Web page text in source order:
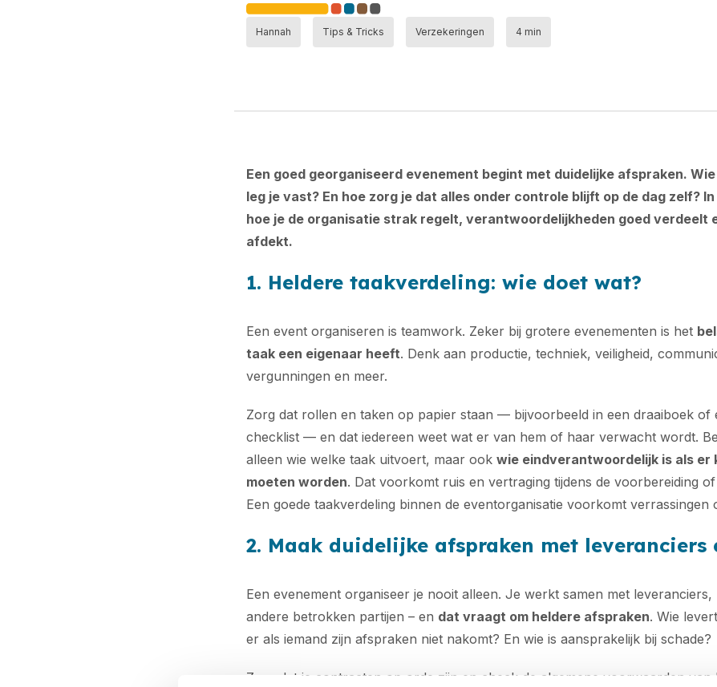
Hannah Tips & Tricks Verzekeringen 4 min
Een goed georganiseerd evenement begint met duidelijke afspraken.
leg je vast? En hoe zorg je dat alles onder controle blijft op de dag zelf?
hoe je de organisatie strak regelt, verantwoordelijkheden goed verdeelt
afdekt.
1. Heldere taakverdeling: wie doet wat?
Een event organiseren is teamwork. Zeker bij grotere evenementen is het
taak een eigenaar heeft. Denk aan productie, techniek, veiligheid,
vergunningen en meer.
Zorg dat rollen en taken op papier staan — bijvoorbeeld in een draaiboek of
checklist — en dat iedereen weet wat er van hem of haar verwacht wordt.
alleen wie welke taak uitvoert, maar ook wie eindverantwoordelijk is als er
moeten worden. Dat voorkomt ruis en vertraging tijdens de voorbereiding
Een goede taakverdeling binnen de eventorganisatie voorkomt verrassingen
2. Maak duidelijke afspraken met leveranciers
Een evenement organiseer je nooit alleen. Je werkt samen met
andere betrokken partijen – en dat vraagt om heldere afspraken. Wie
er als iemand zijn afspraken niet nakomt? En wie is aansprakelijk bij schade?
Zorg dat je contracten op orde zijn en check de algemene voorwaarden van